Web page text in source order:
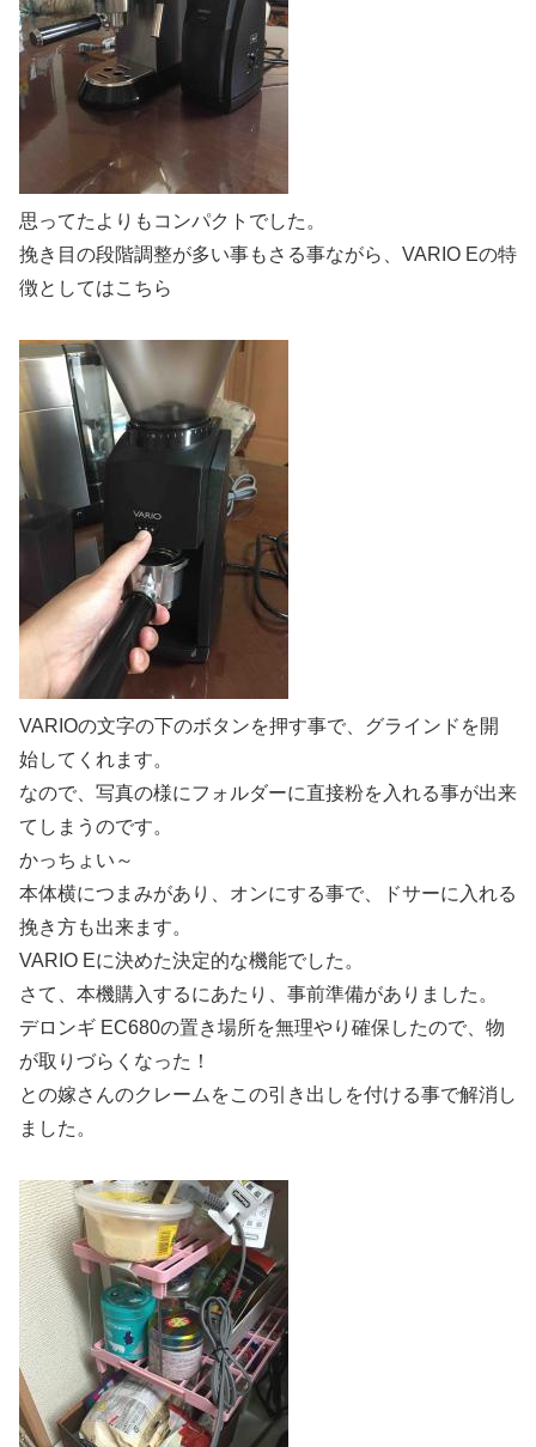
思ってたよりもコンパクトでした。
挽き目の段階調整が多い事もさる事ながら、VARIO Eの特
徴としてはこちら
VARIOの文字の下のボタンを押す事で、グラインドを開
始してくれます。
なので、写真の様にフォルダーに直接粉を入れる事が出来
てしまうのです。
かっちょい～
本体横につまみがあり、オンにする事で、ドサーに入れる
挽き方も出来ます。
VARIO Eに決めた決定的な機能でした。
さて、本機購入するにあたり、事前準備がありました。
デロンギ EC680の置き場所を無理やり確保したので、物
が取りづらくなった！
との嫁さんのクレームをこの引き出しを付ける事で解消し
ました。